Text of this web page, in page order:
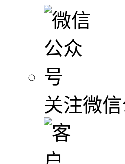
关注微